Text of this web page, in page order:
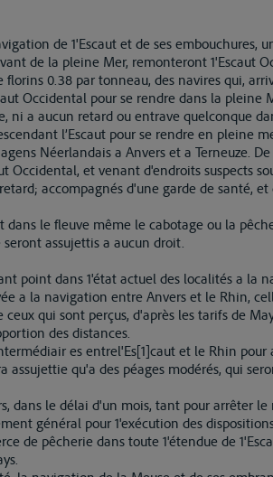
de 1'Escaut et de ses embouchures,
de la pleine Mer, remonteront 1'Escaut
florins 0.38 par tonneau, des navires qui,
Occidental pour se rendre dans la pleine
ni a aucun retard ou entrave quelconque
l’Escaut pour se rendre en pleine
Néerlandais a Anvers et a Terneuze.
Occidental, et venant d'endroits suspects
accompagnés d'une garde de santé, et
dans le fleuve même le cabotage ou la
assujettis a aucun droit.
point dans 1'état actuel des localités a la
a la navigation entre Anvers et le Rhin,
qui sont perçus, d'après les tarifs de
des distances.
es entrel'Es[1]caut et le Rhin pour
qu'a des péages modérés, qui
dans le délai d'un mois, tant pour arrêter
général pour 1'exécution des
de pêcherie dans toute 1'étendue de